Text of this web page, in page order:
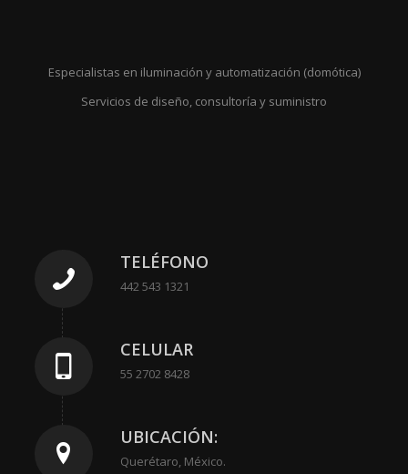
Especialistas en iluminación y automatización (domótica)
Servicios de diseño, consultoría y suministro
TELÉFONO
442 543 1321
CELULAR
55 2702 8428
UBICACIÓN:
Querétaro, México.